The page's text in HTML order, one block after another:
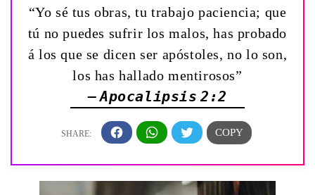
“Yo sé tus obras, tu trabajo paciencia; que
tú no puedes sufrir los malos, has probado
á los que se dicen ser apóstoles, no lo son,
los has hallado mentirosos”
— Apocalipsis 2:2